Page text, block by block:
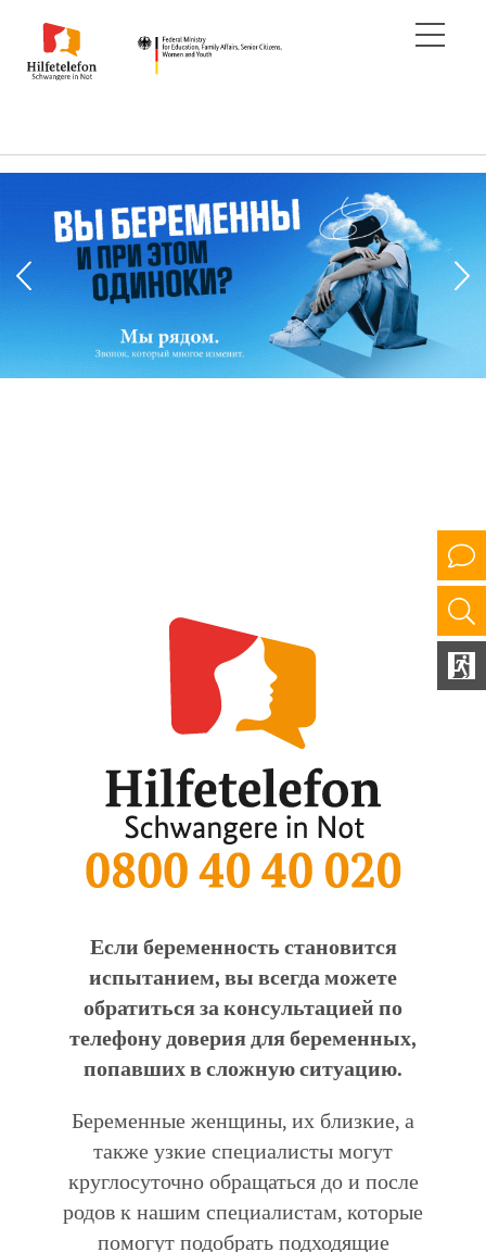
Если беременность становится
испытанием, вы всегда можете
обратиться за консультацией по
телефону доверия для беременных,
попавших в сложную ситуацию.
Беременные женщины, их близкие, а
также узкие специалисты могут
круглосуточно обращаться до и после
родов к нашим специалистам, которые
помогут подобрать подходящие